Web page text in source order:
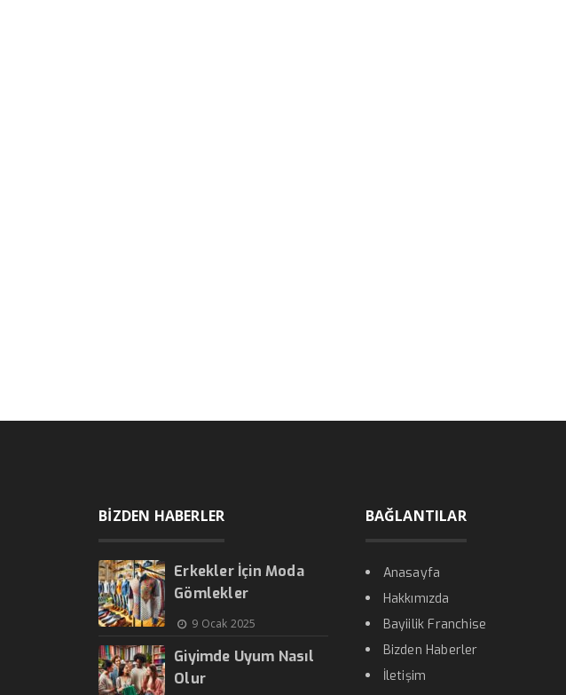
BİZDEN HABERLER
Erkekler İçin Moda
Gömlekler
9 Ocak 2025
Giyimde Uyum Nasıl
Olur
BAĞLANTILAR
Anasayfa
Hakkımızda
Bayiilik Franchise
Bizden Haberler
İletişim